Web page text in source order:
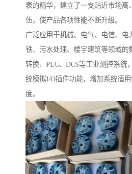
表的精华，建立了一支贴近市场高
伍，使产品各项性能不断升级。
广泛应用于机械、电气、电信、电
铁、污水处理、楼宇建筑等领域的
转换、PLC、DCS等工业测控系统
统模拟I/O插件功能，增加系统适
度。